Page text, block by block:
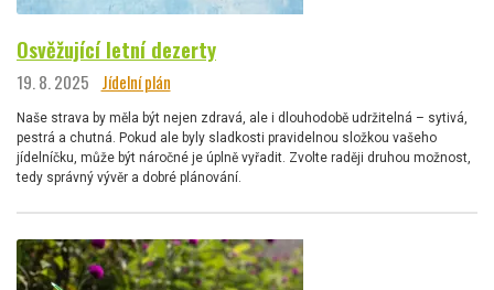
Osvěžující letní dezerty
19. 8. 2025 Jídelní plán
Naše strava by měla být nejen zdravá, ale i dlouhodobě udržitelná – sytivá,
pestrá a chutná. Pokud ale byly sladkosti pravidelnou složkou vašeho
jídelníčku, může být náročné je úplně vyřadit. Zvolte raději druhou možnost,
tedy správný vývěr a dobré plánování.